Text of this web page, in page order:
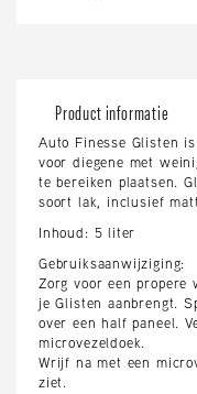
Product informatie
Auto Finesse Glisten
voor diegene met
te bereiken plaatsen.
soort lak, inclusief
Inhoud: 5 liter
Gebruiksaanwijziging:
Zorg voor een propere
je Glisten aanbrengt.
over een half paneel.
microvezeldoek.
Wrijf na met een
ziet.